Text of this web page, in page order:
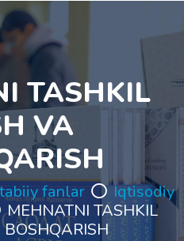
TASHKIL
VA
fanlar
Iqtisodiy
MEHNATNI TASHKIL
BOSHQARISH